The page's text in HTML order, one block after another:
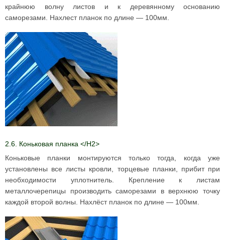
крайнюю волну листов и к деревянному основанию
саморезами. Нахлест планок по длине — 100мм.
2.6. Коньковая планка </H2>
Коньковые планки монтируются только тогда, когда уже
установлены все листы кровли, торцевые планки, прибит при
необходимости уплотнитель. Крепление к листам
металлочерепицы производить саморезами в верхнюю точку
каждой второй волны. Нахлёст планок по длине — 100мм.